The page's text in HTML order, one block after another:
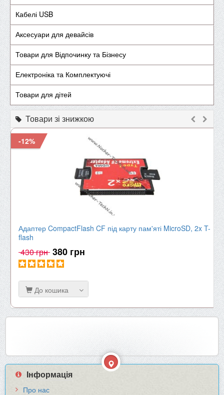
Кабелі USB
Аксесуари для девайсів
Товари для Відпочинку та Бізнесу
Електроніка та Комплектуючі
Товари для дітей
Товари зі знижкою
-12%
Адаптер CompactFlash CF під карту пам'яті MicroSD, 2x T-
flash
430 грн 380 грн
До кошика
Інформація
Про нас